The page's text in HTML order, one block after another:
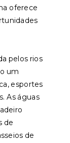
oferece
pelos rios
um
esportes
As águas
de
de